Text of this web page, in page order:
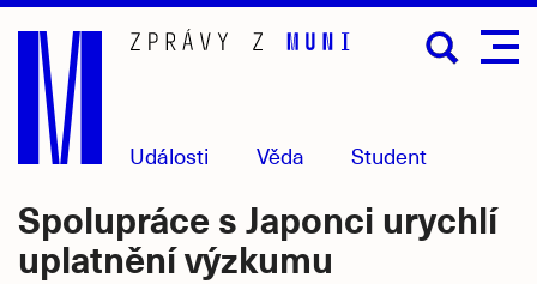
Přejít
hlavní
obsah
Události Věda Student
Spolupráce s Japonci urychlí
uplatnění výzkumu